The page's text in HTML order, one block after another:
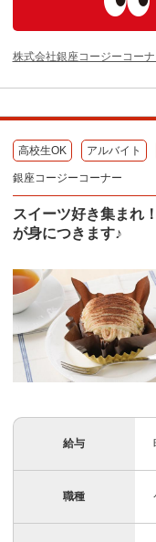
株式会社銀座コージーコー
高校生OK アルバイト
銀座コージーコーナー
スイーツ好き集まれ
が身につきます♪
給与
職種